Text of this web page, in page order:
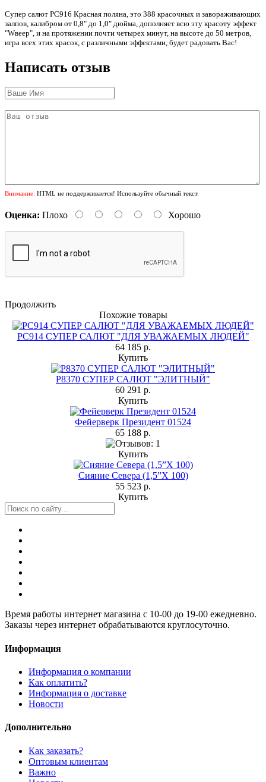
Супер салют РС916 Красная поляна, это 388 красочных и завораживающих
залпов, калибром от 0,8" до 1,0" дюйма, дополняет всю эту красоту эффект
"Wвеер", и на протяжении почти четырех минут, на высоте до 50 метров,
игра всех этих красок, с различными эффектами, будет радовать Вас!
Написать отзыв
Внимание: HTML не поддерживается! Используйте обычный текст.
Оценка: Плохо Хорошо
Продолжить
Похожие товары
РС914 СУПЕР САЛЮТ "ДЛЯ УВАЖАЕМЫХ ЛЮДЕЙ"
64 185 р.
Купить
Р8370 СУПЕР САЛЮТ "ЭЛИТНЫЙ"
60 291 р.
Купить
Фейерверк Президент 01524
65 188 р.
Купить
Сияние Севера (1,5”Х 100)
55 523 р.
Купить
Время работы интернет магазина с 10-00 до 19-00 ежедневно.
Заказы через интернет обрабатываются круглосуточно.
Информация
Информация о компании
Как оплатить?
Информация о доставке
Новости
Дополнительно
Как заказать?
Оптовым клиентам
Важно